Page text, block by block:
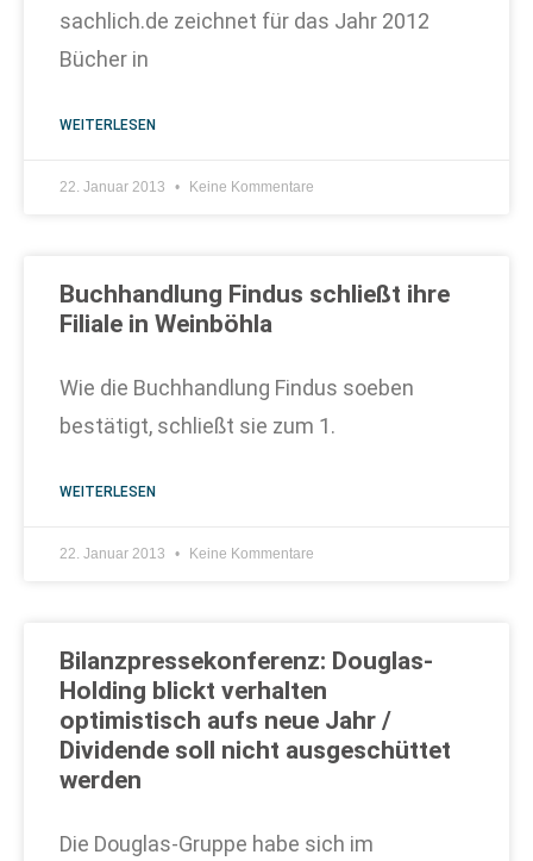
sachlich.de zeichnet für das Jahr 2012
Bücher in
WEITERLESEN
22. Januar 2013 Keine Kommentare
Buchhandlung Findus schließt ihre
Filiale in Weinböhla
Wie die Buchhandlung Findus soeben
bestätigt, schließt sie zum 1.
WEITERLESEN
22. Januar 2013 Keine Kommentare
Bilanzpressekonferenz: Douglas-
Holding blickt verhalten
optimistisch aufs neue Jahr /
Dividende soll nicht ausgeschüttet
werden
Die Douglas-Gruppe habe sich im